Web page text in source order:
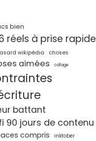
bien
réels à prise rapide
wikipédia choses
aimées collage
battant
90 jours de contenu
compris
inktober